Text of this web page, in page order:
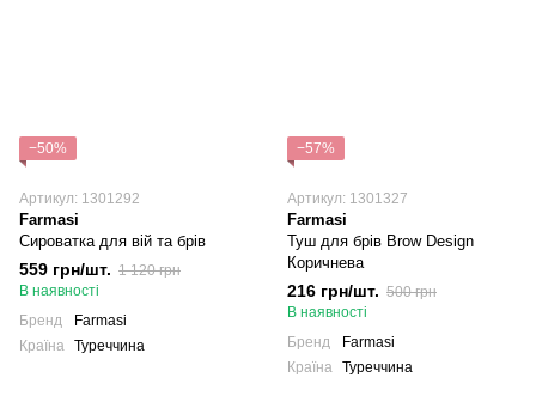
−50%
Артикул: 1301292
Farmasi
Сироватка для вій та брів
559 грн/шт. 1 120 грн
В наявності
Бренд
Farmasi
Країна Туреччина
−57%
Артикул: 1301327
Farmasi
Туш для брів Brow Design
Коричнева
216 грн/шт. 500 грн
В наявності
Бренд
Farmasi
Країна Туреччина